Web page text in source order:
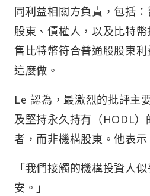
同利益相關方負責，包括
股東、債權人，以及比特
售比特幣符合普通股股東
這麼做。
Le 認為，最激烈的批評主
及堅持永久持有（HODL
者，而非機構股東。他表示
「我們接觸的機構投資人
安。」